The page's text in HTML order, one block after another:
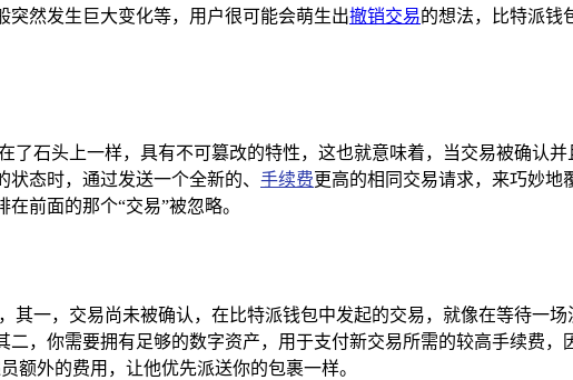
然发生巨大变化等，用户很可能会萌生出撤销交易的想法，比特派钱
石头上一样，具有不可篡改的特性，这也就意味着，当交易被确认
态时，通过发送一个全新的、 手续费更高的相同交易请求，来巧妙
前面的那个“交易”被忽略。
一，交易尚未被确认，在比特派钱包中发起的交易，就像在等待一
，你需要拥有足够的数字资产，用于支付新交易所需的较高手续费，
额外的费用，让他优先派送你的包裹一样。